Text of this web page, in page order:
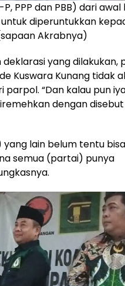
PPP dan PBB) dari
diperuntukkan
Akrabnya)
yang dilakukan,
Kuswara Kunang tidak
“Dan kalau pun
dengan
lain belum tentu bisa
semua (partai) punya